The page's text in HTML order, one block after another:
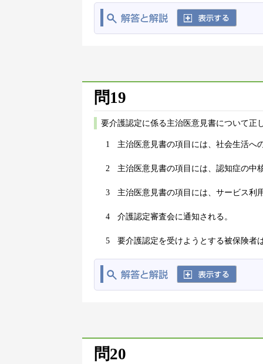
問19
要介護認定に係る主治医意見書について正
1 主治医意見書の項目には、社会生活へ
2 主治医意見書の項目には、認知症の中
3 主治医意見書の項目には、サービス利
4 介護認定審査会に通知される。
5 要介護認定を受けようとする被保険者
問20